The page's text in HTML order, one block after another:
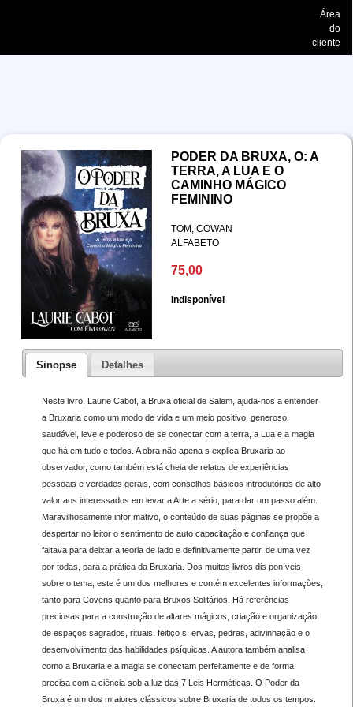
Área
do
cliente
PODER DA BRUXA, O: A
TERRA, A LUA E O
CAMINHO MÁGICO
FEMININO
TOM, COWAN
ALFABETO
75,00
Indisponível
Sinopse Detalhes
Neste livro, Laurie Cabot, a Bruxa oficial de Salem, ajuda-nos a entender
a Bruxaria como um modo de vida e um meio positivo, generoso,
saudável, leve e poderoso de se conectar com a terra, a Lua e a magia
que há em tudo e todos. A obra não apena s explica Bruxaria ao
observador, como também está cheia de relatos de experiências
pessoais e verdades gerais, com conselhos básicos introdutórios de alto
valor aos interessados em levar a Arte a sério, para dar um passo além.
Maravilhosamente infor mativo, o conteúdo de suas páginas se propõe a
despertar no leitor o sentimento de auto capacitação e confiança que
faltava para deixar a teoria de lado e definitivamente partir, de uma vez
por todas, para a prática da Bruxaria. Dos muitos livros dis poníveis
sobre o tema, este é um dos melhores e contém excelentes informações,
tanto para Covens quanto para Bruxos Solitários. Há referências
preciosas para a construção de altares mágicos, criação e organização
de espaços sagrados, rituais, feitiço s, ervas, pedras, adivinhação e o
desenvolvimento das habilidades psíquicas. A autora também analisa
como a Bruxaria e a magia se conectam perfeitamente e de forma
precisa com a ciência sob a luz das 7 Leis Herméticas. O Poder da
Bruxa é um dos m aiores clássicos sobre Bruxaria de todos os tempos.